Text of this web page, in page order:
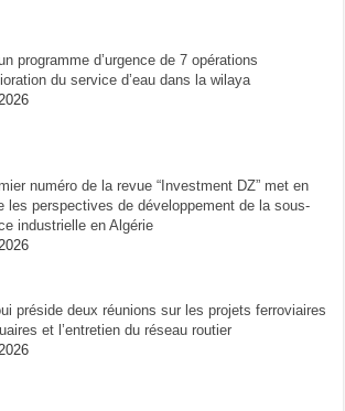
programme d’urgence de 7 opérations
du service d’eau dans la wilaya
numéro de la revue “Investment DZ” met en
les perspectives de développement de la sous-
industrielle en Algérie
préside deux réunions sur les projets ferroviaires
et l’entretien du réseau routier